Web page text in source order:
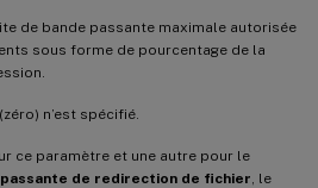
de bande passante maximale autorisée
sous forme de pourcentage de la
n’est spécifié.
ce paramètre et une autre pour le
de redirection de fichier , le